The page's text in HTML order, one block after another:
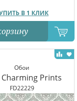
В 1 КЛИК
Обои
Prints
FD22229